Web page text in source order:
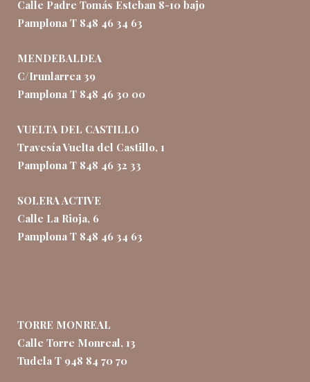
Calle Padre Tomás Esteban 8-10 bajo
Pamplona T 848 46 34 63
MENDEBALDEA
C/Irunlarrea 39
Pamplona T 848 46 30 00
VUELTA DEL CASTILLO
Travesía Vuelta del Castillo, 1
Pamplona T 848 46 32 33
SOLERA ACTIVE
Calle La Rioja, 6
Pamplona T 848 46 34 63
TORRE MONREAL
Calle Torre Monreal, 13
Tudela T 948 84 70 70